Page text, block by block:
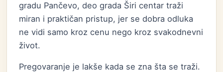
gradu Pančevo, deo grada Širi centar traži
miran i praktičan pristup, jer se dobra odluka
ne vidi samo kroz cenu nego kroz svakodnevni
život.
Pregovaranje je lakše kada se zna šta se traži.